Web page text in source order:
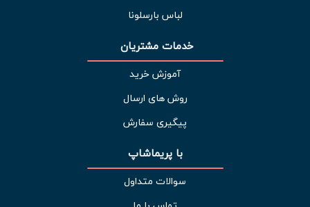
لباس بارسلونا
خدمات مشتریان
آموزش خرید
روش های ارسال
پیگیری سفارش
با پریماشاپ
سوالات متداول